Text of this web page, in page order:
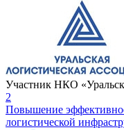
Участник НКО
2
Повышение
логистической